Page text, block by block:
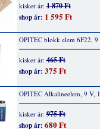
kisker ár:1 870 Ft
shop ár: 1 595 Ft
OPITEC blokk elem 6F22, 9
kisker ár:465 Ft
shop ár: 375 Ft
OPITEC Alkalineelem, 9 V,
kisker ár:975 Ft
shop ár: 680 Ft